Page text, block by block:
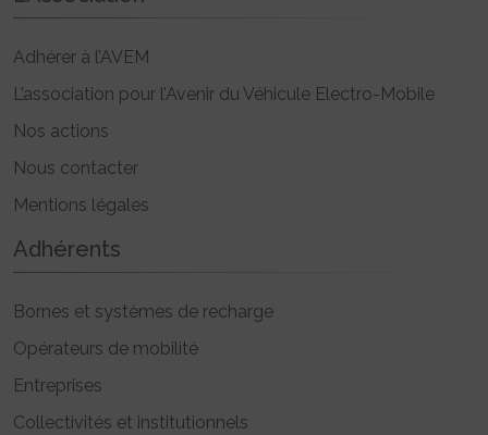
Adhérer à l’AVEM
L’association pour l’Avenir du Véhicule Electro-Mobile
Nos actions
Nous contacter
Mentions légales
Adhérents
Bornes et systèmes de recharge
Opérateurs de mobilité
Entreprises
Collectivités et institutionnels